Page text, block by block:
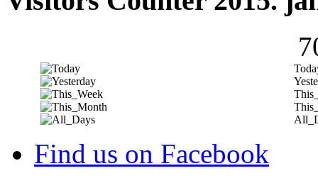
Find us on Facebook